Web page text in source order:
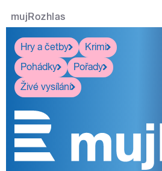
mujRozhlas
Hry a četby
Krimi
Pohádky
Pořady
Živé vysílání